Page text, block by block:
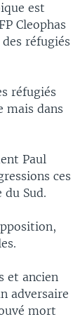
est
Cleophas
réfugiés
réfugiés
mais dans
Paul
ces
Sud.
et ancien
adversaire
mort